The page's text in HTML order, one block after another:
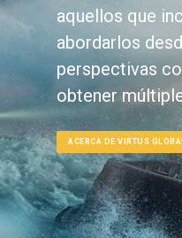
aquellos que
abordarlos
perspectivas
obtener
ACERCA DE VIRTUS GLOBAL